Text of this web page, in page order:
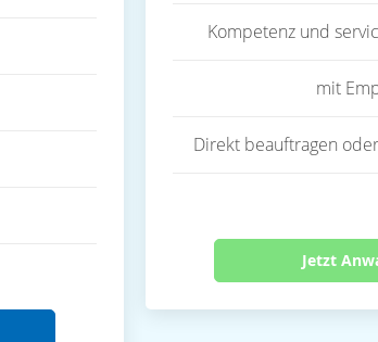
Kompetenz und
mit
Direkt beauftragen
Jetzt